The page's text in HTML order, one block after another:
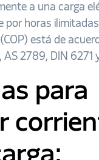
a una carga
por horas
está de
AS 2789, DIN 6271
para